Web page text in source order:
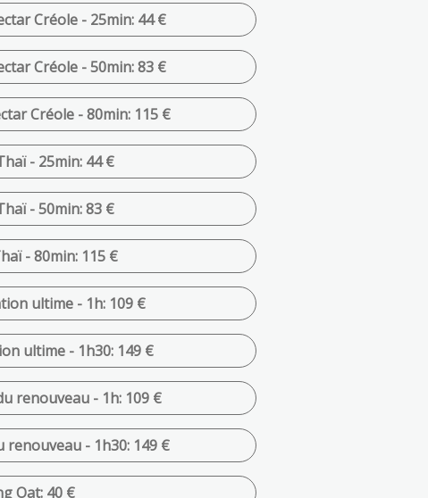
Créole - 25min: 44 €
Créole - 50min: 83 €
Créole - 80min: 115 €
- 25min: 44 €
- 50min: 83 €
- 80min: 115 €
ultime - 1h: 109 €
ultime - 1h30: 149 €
renouveau - 1h: 109 €
- 1h30: 149 €
Oat: 40 €